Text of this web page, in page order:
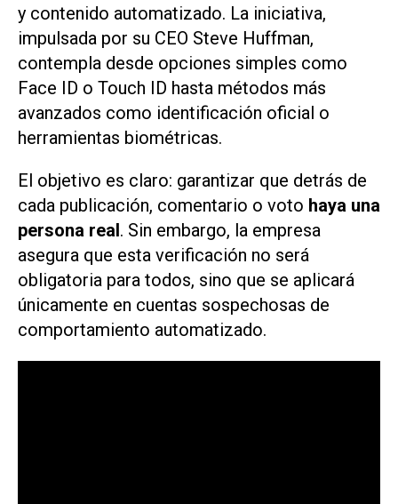
y contenido automatizado. La iniciativa,
impulsada por su CEO Steve Huffman,
contempla desde opciones simples como
Face ID o Touch ID hasta métodos más
avanzados como identificación oficial o
herramientas biométricas.
El objetivo es claro: garantizar que detrás de
cada publicación, comentario o voto haya una
persona real. Sin embargo, la empresa
asegura que esta verificación no será
obligatoria para todos, sino que se aplicará
únicamente en cuentas sospechosas de
comportamiento automatizado.